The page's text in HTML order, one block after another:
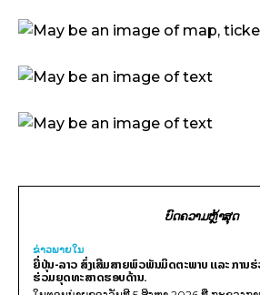
ບົດຄວາມຫຼ້າສຸດ
ຂ່າວພາຍ​ໃນ
ຍີ່ປຸ່ນ-ລາວ ສົ່ງເສີມສາຍພົວພັນມິດຕະພາບ ແລະ ການຮ່
ຮ່ວມຍຸດທະສາດຮອບດ້ານ.